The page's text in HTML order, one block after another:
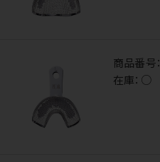
商品番号：
在庫： ○